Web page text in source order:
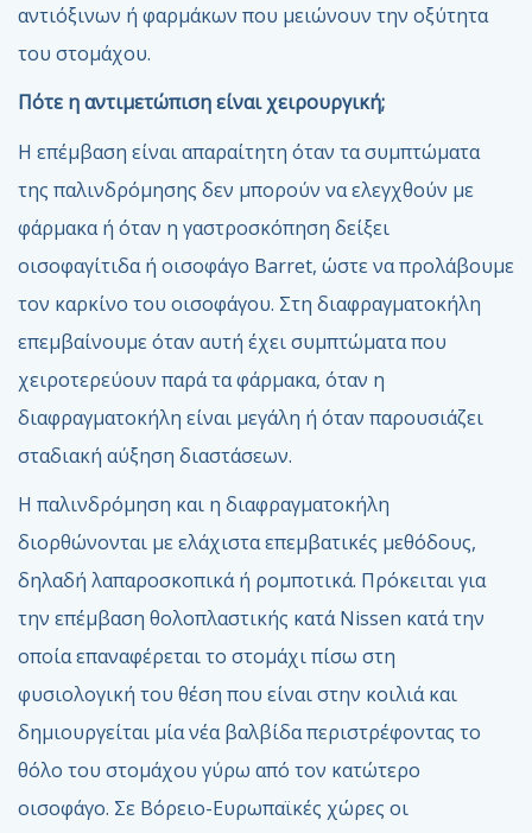
αντιόξινων ή φαρμάκων που μειώνουν την οξύτητα
του στομάχου.
Πότε η αντιμετώπιση είναι χειρουργική;
Η επέμβαση είναι απαραίτητη όταν τα συμπτώματα
της παλινδρόμησης δεν μπορούν να ελεγχθούν με
φάρμακα ή όταν η γαστροσκόπηση δείξει
οισοφαγίτιδα ή οισοφάγο Barret, ώστε να προλάβουμε
τον καρκίνο του οισοφάγου. Στη διαφραγματοκήλη
επεμβαίνουμε όταν αυτή έχει συμπτώματα που
χειροτερεύουν παρά τα φάρμακα, όταν η
διαφραγματοκήλη είναι μεγάλη ή όταν παρουσιάζει
σταδιακή αύξηση διαστάσεων.
Η παλινδρόμηση και η διαφραγματοκήλη
διορθώνονται με ελάχιστα επεμβατικές μεθόδους,
δηλαδή λαπαροσκοπικά ή ρομποτικά. Πρόκειται για
την επέμβαση θολοπλαστικής κατά Nissen κατά την
οποία επαναφέρεται το στομάχι πίσω στη
φυσιολογική του θέση που είναι στην κοιλιά και
δημιουργείται μία νέα βαλβίδα περιστρέφοντας το
θόλο του στομάχου γύρω από τον κατώτερο
οισοφάγο. Σε Βόρειο-Ευρωπαϊκές χώρες οι